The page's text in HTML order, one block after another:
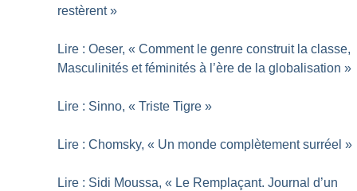
restèrent »
Lire : Oeser, « Comment le genre construit la classe,
Masculinités et féminités à l’ère de la globalisation »
Lire : Sinno, « Triste Tigre »
Lire : Chomsky, « Un monde complètement surréel »
Lire : Sidi Moussa, « Le Remplaçant. Journal d’un